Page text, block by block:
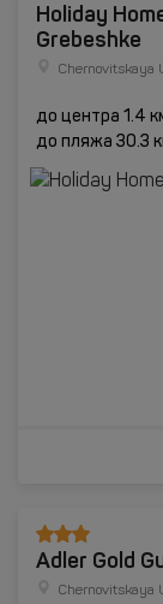
Holiday
Grebeshke
Chernovitskaya
до центра 1.4
до пляжа 30.3
Adler Gold
Chernovitskaya